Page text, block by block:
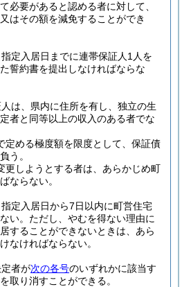
必要があると認める者に対して、
はその額を減免することができ
定入居日までに連帯保証人1人を
誓約書を提出しなければならな
は、県内に住所を有し、独立の生
者と同等以上の収入のある者でな
定める極度額を限度として、保証債
う。
更しようとする者は、あらかじめ町
ならない。
定入居日から7日以内に町営住宅
い。 ただし、やむを得ない理由に
することができないときは、あら
なければならない。
者が次の各号のいずれかに該当す
取り消すことができる。